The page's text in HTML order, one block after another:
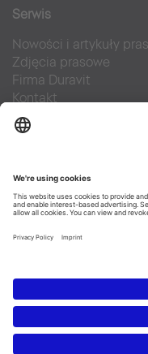
Serwis
Nowości i artykuły
Zdjęcia prasowe
Firma Duravit
Kontakt
Najczęściej zadawane
Facebook
Pinterest
YouTube
Copyright © 2026
Imprint|Polityka